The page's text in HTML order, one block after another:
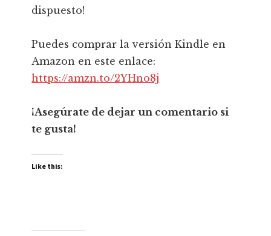
dispuesto!
Puedes comprar la versión Kindle en
Amazon en este enlace:
https://amzn.to/2YHno8j
¡Asegúrate de dejar un comentario si
te gusta!
Like this: